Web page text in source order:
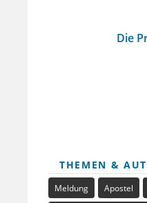
Die
THEMEN &
Meldung Apostel